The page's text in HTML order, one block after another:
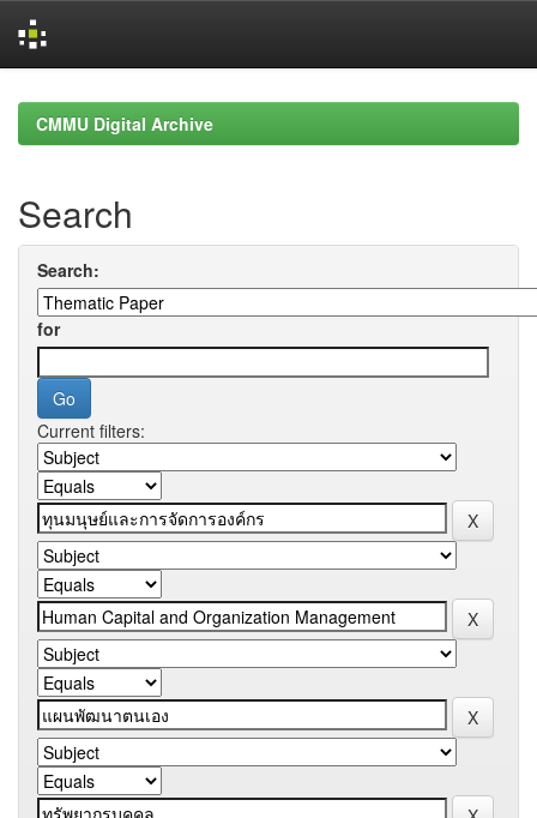
navigationCMMU Digital Archive
Search
Search:
for
Current filters: